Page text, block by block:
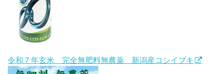
令和７年玄米 完全無肥料無農薬 新潟産コシイブキ